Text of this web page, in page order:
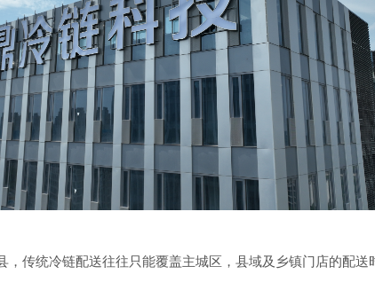
，传统冷链配送往往只能覆盖主城区，县域及乡镇门店的配送